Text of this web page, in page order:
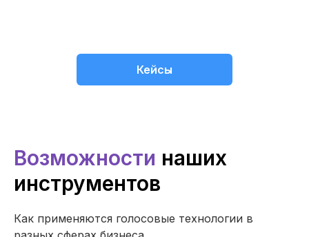
Кейсы
Возможности наших
инструментов
Как применяются голосовые технологии в